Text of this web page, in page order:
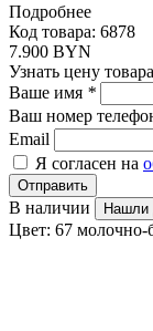
Подробнее
Код товара: 6878
7.900 BYN
Узнать цену товара
Ваше имя *
Ваш номер
Email
Я согласен на
Отправить
В наличии Нашли
Цвет: 67 молочно-